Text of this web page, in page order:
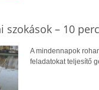
szokások – 10
A mindennapok
feladatokat teljesítő